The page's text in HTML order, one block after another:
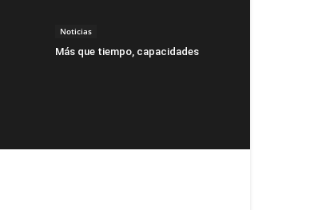
Noticias
Más que tiempo, capacidades